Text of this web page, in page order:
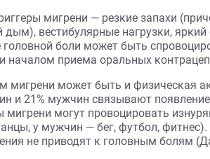
мигрени — резкие запахи
дым), вестибулярные нагрузки,
головной боли может быть
началом приема оральных
мигрени может быть и физическая
и 21% мужчин связывают
мигрени могут провоцировать
у мужчин — бег, футбол,
не приводят к головным болям